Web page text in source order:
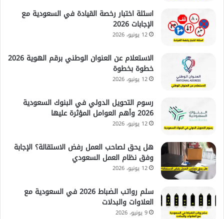
اسئلة اختبار رخصة القيادة في السعودية مع
الإجابات 2026
12 يونيو، 2026
الاستعلام عن العنوان الوطني برقم الهوية 2026
خطوة بخطوة
12 يونيو، 2026
رسوم التحويل الدولي في البنوك السعودية
2026 وأهم العوامل المؤثرة عليها
12 يونيو، 2026
هل يحق لصاحب العمل رفض الاستقالة؟ الإجابة
وفق نظام العمل السعودي
12 يونيو، 2026
سلم رواتب الضباط 2026 في السعودية مع
العلاوات والبدلات
9 يونيو، 2026